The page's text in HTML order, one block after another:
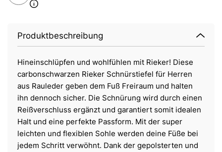
Produktbeschreibung
Hineinschlüpfen und wohlfühlen mit Rieker! Diese
carbonschwarzen Rieker Schnürstiefel für Herren
aus Rauleder geben dem Fuß Freiraum und halten
ihn dennoch sicher. Die Schnürung wird durch einen
Reißverschluss ergänzt und garantiert somit idealen
Halt und eine perfekte Passform. Mit der super
leichten und flexiblen Sohle werden deine Füße bei
jedem Schritt verwöhnt. Dank der gepolsterten und